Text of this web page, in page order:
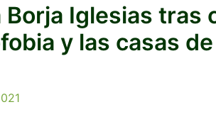
Iglesias tras
y las casas de